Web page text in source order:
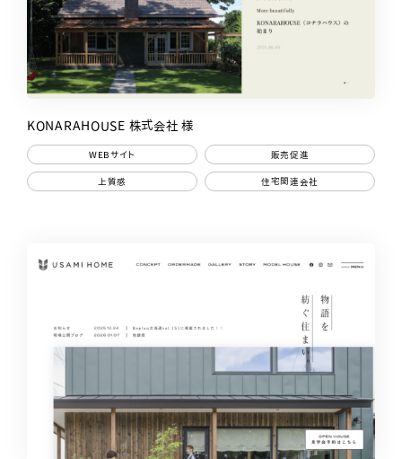
KONARAHOUSE 株式会社 様
WEBサイト 販売促進
上質感 住宅関連会社